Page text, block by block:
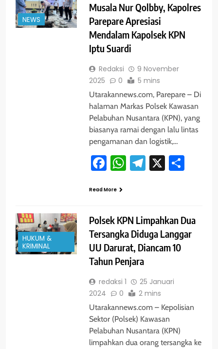
NEWS
Musala Nur Qolbby, Kapolres
Parepare Apresiasi
Mendalam Kapolsek KPN
Iptu Suardi
Redaksi
9 November
2025
0 5 mins
Utarakannews.com, Parepare – Di
halaman Markas Polsek Kawasan
Pelabuhan Nusantara (KPN), yang
biasanya ramai dengan lalu lintas
pengamanan dan logistik,…
Facebook
WhatsApp
Telegram
X
Read More
HUKUM &
KRIMINAL
Polsek KPN Limpahkan Dua
Tersangka Diduga Langgar
UU Darurat, Diancam 10
Tahun Penjara
redaksi 1
25 Januari
2024
0 2 mins
Utarakannews.com – Kepolisian
Sektor (Polsek) Kawasan
Pelabuhan Nusantara (KPN)
limpahkan dua orang tersangka ke